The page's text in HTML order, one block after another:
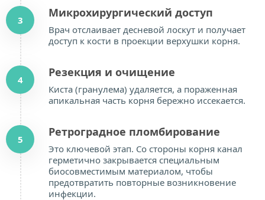
3
Микрохирургический доступ
Врач отслаивает десневой лоскут и получает
доступ к кости в проекции верхушки корня.
4
Резекция и очищение
Киста (гранулема) удаляется, а пораженная
апикальная часть корня бережно иссекается.
5
Ретроградное пломбирование
Это ключевой этап. Со стороны корня канал
герметично закрывается специальным
биосовместимым материалом, чтобы
предотвратить повторные возникновение
инфекции.